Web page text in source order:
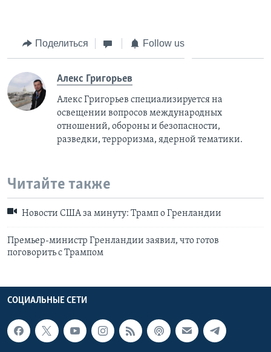
Поделиться Follow us
Алекс Григорьев
Алекс Григорьев специализируется на
освещении вопросов международных
отношений, обороны и безопасности,
разведки, терроризма, ядерной тематики.
Читайте также
Новости США за минуту: Трамп о Гренландии
Премьер-министр Гренландии заявил, что готов
поговорить с Трампом
СОЦИАЛЬНЫЕ СЕТИ